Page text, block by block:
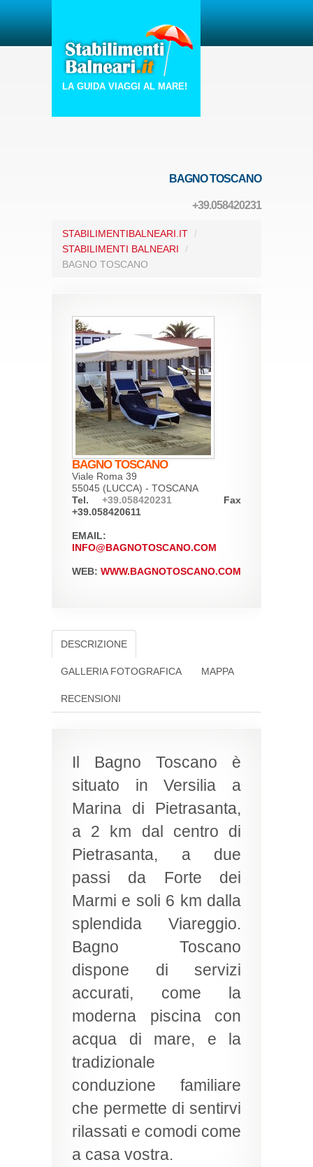
LA GUIDA VIAGGI AL MARE!
BAGNO TOSCANO
+39.058420231
STABILIMENTIBALNEARI.IT
/
STABILIMENTI BALNEARI
/
BAGNO TOSCANO
BAGNO TOSCANO
Viale Roma 39
55045 (LUCCA) - TOSCANA
Tel. +39.058420231 Fax
+39.058420611
EMAIL:
INFO@BAGNOTOSCANO.COM
WEB: WWW.BAGNOTOSCANO.COM
DESCRIZIONE
GALLERIA FOTOGRAFICA MAPPA
RECENSIONI
Il Bagno Toscano è
situato in Versilia a
Marina di Pietrasanta,
a 2 km dal centro di
Pietrasanta, a due
passi da Forte dei
Marmi e soli 6 km dalla
splendida Viareggio.
Bagno Toscano
dispone di servizi
accurati, come la
moderna piscina con
acqua di mare, e la
tradizionale
conduzione familiare
che permette di sentirvi
rilassati e comodi come
a casa vostra.